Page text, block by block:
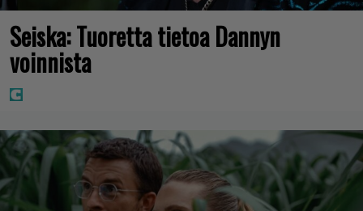
Seiska: Tuoretta tietoa Dannyn
voinnista